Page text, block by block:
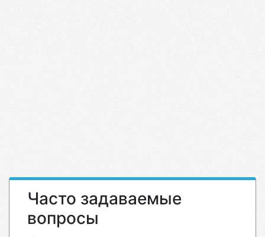
Часто задаваемые
вопросы